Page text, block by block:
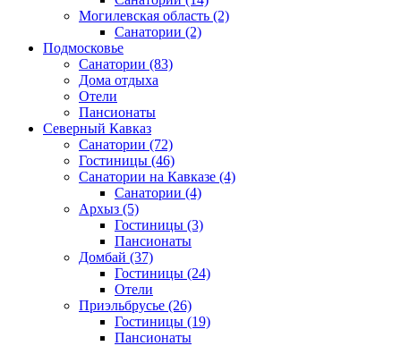
Могилевская область (2)
Санатории (2)
Подмосковье
Санатории (83)
Дома отдыха
Отели
Пансионаты
Северный Кавказ
Санатории (72)
Гостиницы (46)
Санатории на Кавказе (4)
Санатории (4)
Архыз (5)
Гостиницы (3)
Пансионаты
Домбай (37)
Гостиницы (24)
Отели
Приэльбрусье (26)
Гостиницы (19)
Пансионаты